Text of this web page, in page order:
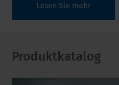
Lesen Sie mehr
Produktkatalog